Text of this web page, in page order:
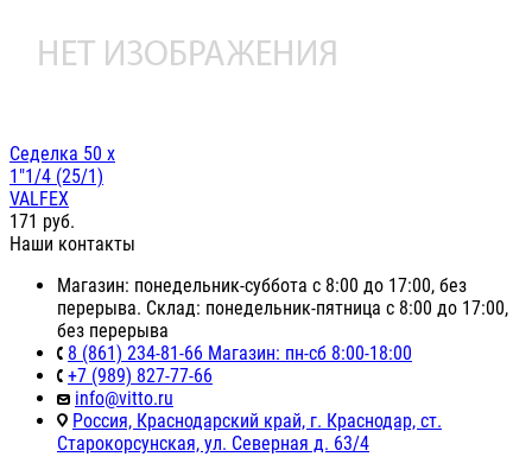
Седелка 50 х
1"1/4 (25/1)
VALFEX
171 руб.
Наши контакты
Магазин: понедельник-суббота с 8:00 до 17:00, без
перерыва. Склад: понедельник-пятница с 8:00 до 17:00,
без перерыва
8 (861) 234-81-66 Магазин: пн-сб 8:00-18:00
+7 (989) 827-77-66
info@vitto.ru
Россия, Краснодарский край, г. Краснодар, ст.
Старокорсунская, ул. Северная д. 63/4